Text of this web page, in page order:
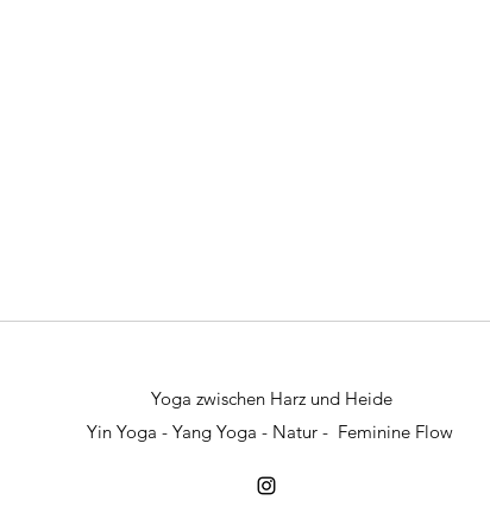
Yoga zwischen Harz und Heide
Yin Yoga - Yang Yoga - Natur - Feminine Flow